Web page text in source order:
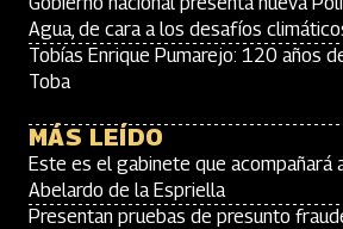
Agua, de cara a los desafíos
Tobías Enrique Pumarejo: 120 años
Toba
MÁS LEÍDO
Este es el gabinete que acompañará
Abelardo de la Espriella
Presentan pruebas de presunto